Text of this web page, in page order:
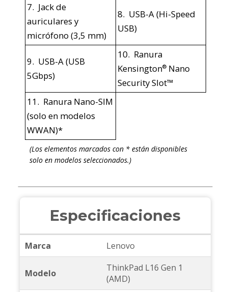
7. Jack de
auriculares y
micrófono (3,5 mm)
8. USB-A (Hi-Speed
USB)
9. USB-A (USB
5Gbps)
10. Ranura
Kensington® Nano
Security Slot™
11. Ranura Nano-SIM
(solo en modelos
WWAN)*
(Los elementos marcados con * están disponibles
solo en modelos seleccionados.)
Especificaciones
Marca Lenovo
Modelo
ThinkPad L16 Gen 1
(AMD)